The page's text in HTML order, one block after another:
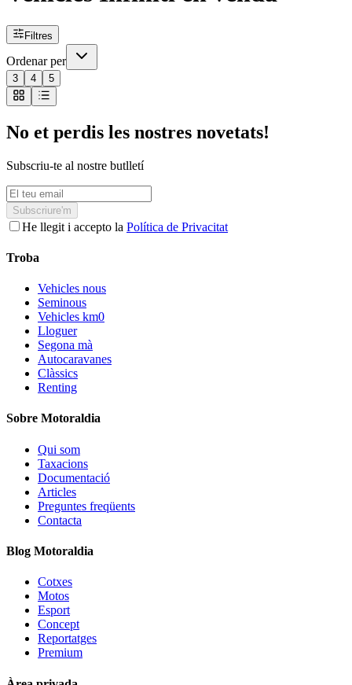
Filtres
Ordenar per
3 4 5
No et perdis les nostres novetats!
Subscriu-te al nostre butlletí
Subscriure'm
He llegit i accepto la Política de Privacitat
Troba
Vehicles nous
Seminous
Vehicles km0
Lloguer
Segona mà
Autocaravanes
Clàssics
Renting
Sobre Motoraldia
Qui som
Taxacions
Documentació
Articles
Preguntes freqüents
Contacta
Blog Motoraldia
Cotxes
Motos
Esport
Concept
Reportatges
Premium